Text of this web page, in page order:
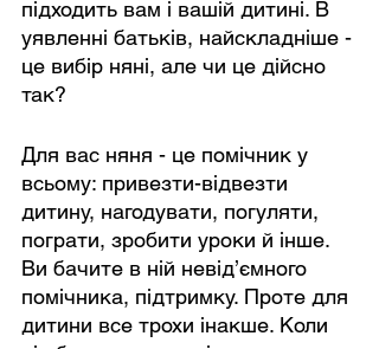
підходить вам і вашій дитині. В
уявленні батьків, найскладніше -
це вибір няні, але чи це дійсно
так?
Для вас няня - це помічник у
всьому: привезти-відвезти
дитину, нагодувати, погуляти,
пограти, зробити уроки й інше.
Ви бачите в ній невід’ємного
помічника, підтримку. Проте для
дитини все трохи інакше. Коли